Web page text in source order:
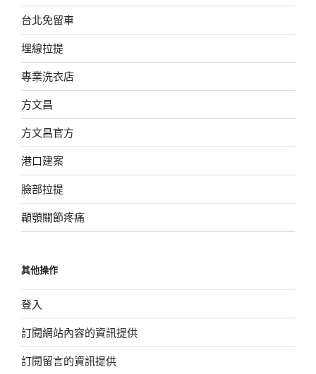
台北免留車
埋線拉提
專業洗衣店
方文昌
方文昌官方
港口建案
臉部拉提
顳顎關節疼痛
其他操作
登入
訂閱網站內容的資訊提供
訂閱留言的資訊提供